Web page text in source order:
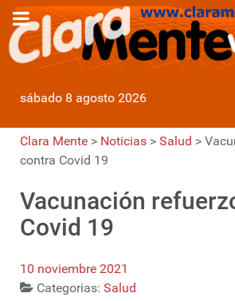
sábado 8 agosto 2026
Clara Mente > Noticias > Salud >
contra Covid 19
Vacunación
Covid 19
10 noviembre 2021
Categorias: Salud